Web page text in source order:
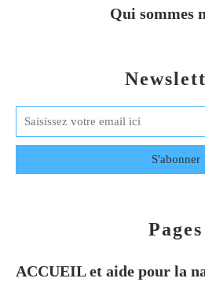
Pages
ACCUEIL et aide pour la
Qui sommes